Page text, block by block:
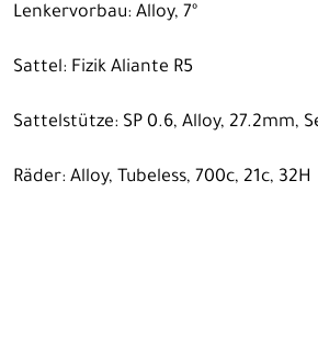
Lenkervorbau: Alloy, 7º
Sattel: Fizik Aliante R5
Sattelstütze: SP 0.6, Alloy, 27.2mm,
Räder: Alloy, Tubeless, 700c, 21c, 32H